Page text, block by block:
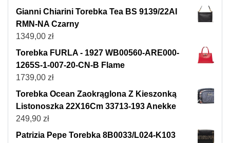
Gianni Chiarini Torebka Tea BS 9139/22AI
RMN-NA Czarny
1349,00 zł
Torebka FURLA - 1927 WB00560-ARE000-
1265S-1-007-20-CN-B Flame
1739,00 zł
Torebka Ocean Zaokrąglona Z Kieszonką
Listonoszka 22X16Cm 33713-193 Anekke
249,90 zł
Patrizia Pepe Torebka 8B0033/L024-K103